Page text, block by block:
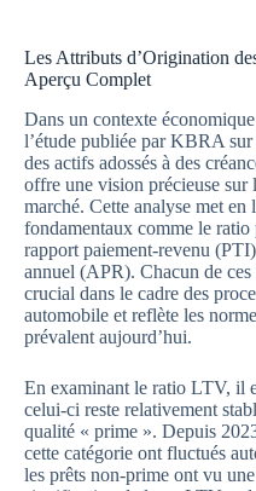
Les Attributs d’Origination
Aperçu Complet
Dans un contexte
l’étude publiée par KBRA
des actifs adossés à des
offre une vision précieuse sur
marché. Cette analyse met en
fondamentaux comme le
rapport paiement-revenu
annuel (APR). Chacun de
crucial dans le cadre des
automobile et reflète les
prévalent aujourd’hui.
En examinant le ratio LTV, il
celui-ci reste relativement
qualité « prime ». Depuis
cette catégorie ont fluctués
les prêts non-prime ont vu